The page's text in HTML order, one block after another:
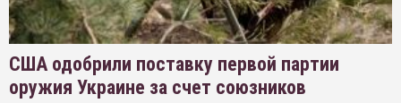
США одобрили поставку первой партии
оружия Украине за счет союзников